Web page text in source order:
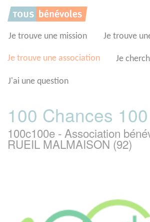
Je trouve une mission Je trouve
Je trouve une association Je
J'ai une question
100 Chances
100c100e - Association
RUEIL MALMAISON (92)
Panneau de gestion des cookies